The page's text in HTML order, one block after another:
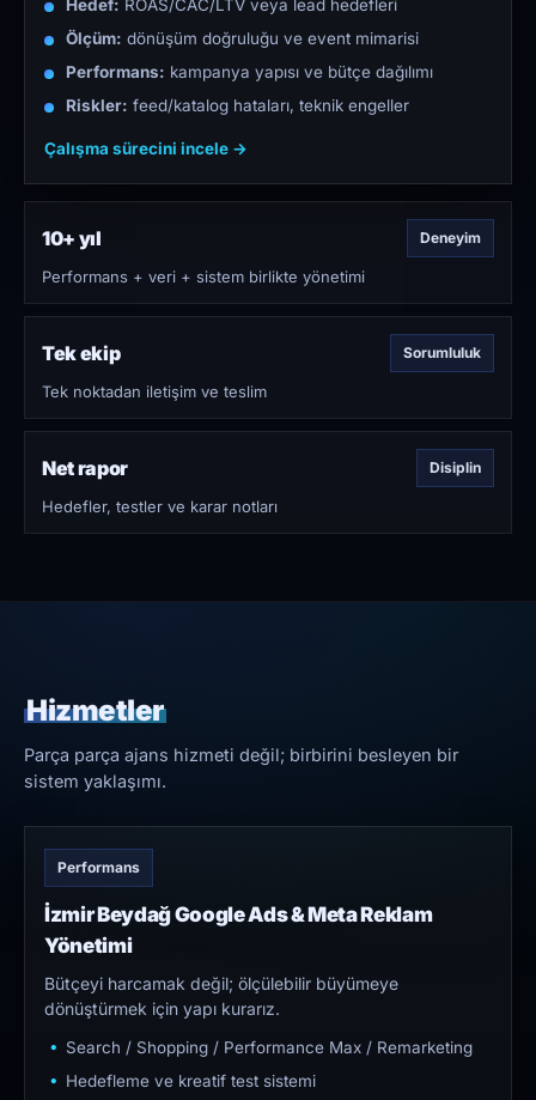
Hedef: ROAS/CAC/LTV veya lead hedefleri
Ölçüm: dönüşüm doğruluğu ve event mimarisi
Performans: kampanya yapısı ve bütçe dağılımı
Riskler: feed/katalog hataları, teknik engeller
Çalışma sürecini incele →
10+ yıl Deneyim
Performans + veri + sistem birlikte yönetimi
Tek ekip Sorumluluk
Tek noktadan iletişim ve teslim
Net rapor Disiplin
Hedefler, testler ve karar notları
Hizmetler
Parça parça ajans hizmeti değil; birbirini besleyen bir
sistem yaklaşımı.
Performans
İzmir Beydağ Google Ads & Meta Reklam
Yönetimi
Bütçeyi harcamak değil; ölçülebilir büyümeye
dönüştürmek için yapı kurarız.
Search / Shopping / Performance Max / Remarketing
Hedefleme ve kreatif test sistemi